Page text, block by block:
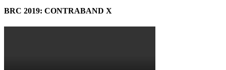
BRC 2019: CONTRABAND X